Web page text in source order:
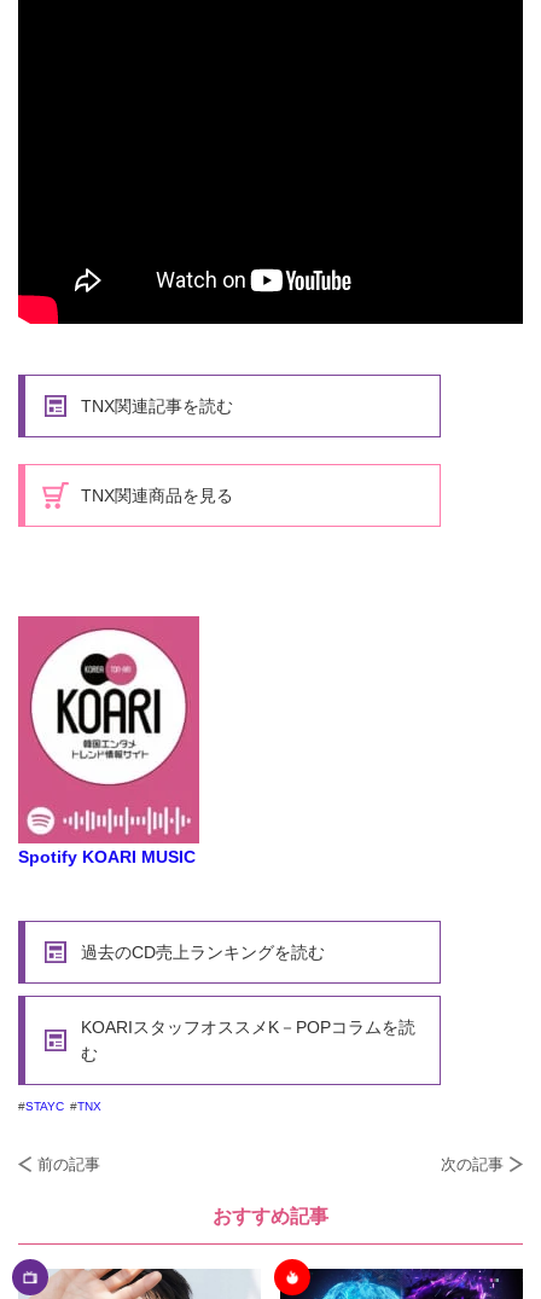
TNX関連記事を読む
TNX関連商品を見る
Spotify KOARI MUSIC
過去のCD売上ランキングを読む
KOARIスタッフオススメK－POPコラムを読
む
STAYC TNX
前の記事 次の記事
おすすめ記事